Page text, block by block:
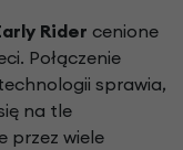
Rider cenione
Połączenie
sprawia,
na tle
przez wiele